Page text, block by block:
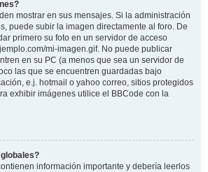
mostrar en sus mensajes. Si la administración
puede subir la imagen directamente al foro. De
primero su foto en un servidor de acceso
mi-imagen.gif. No puede publicar
en su PC (a menos que sea un servidor de
las que se encuentren guardadas bajo
e.j. hotmail o yahoo correo, sitios protegidos
exhibir imágenes utilice el BBCode con la
información importante y debería leerlos